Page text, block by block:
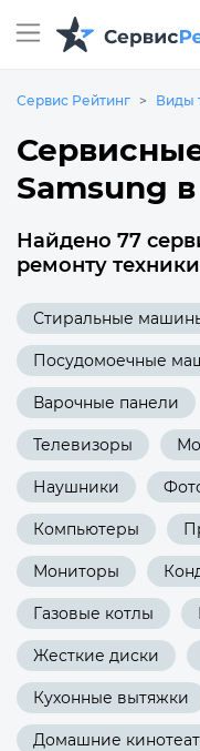
Сервис Рейтинг Виды
Samsung
Найдено 77
ремонту
Стиральные
Посудомоечные
Варочные панели
Телевизоры
Наушники
Компьютеры
Мониторы
Газовые котлы
Жесткие диски
Кухонные вытяжки
Домашние